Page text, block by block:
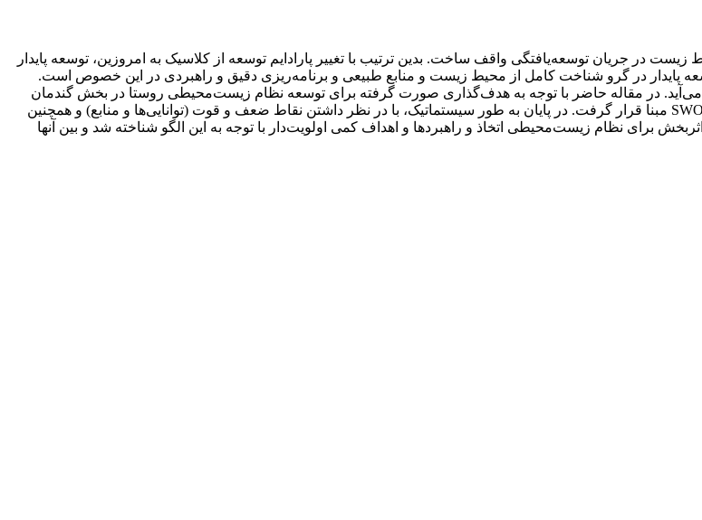
در جریان توسعه‌یافتگی واقف ساخت. بدین ترتیب با تغییر پارادایم توسعه از کلاسیک به امروزین، توسعه پایدار
پایدار در گرو شناخت کامل از محیط زیست و منابع طبیعی و برنامه‌ریزی دقیق و راهبردی در این خصوص است.
می‌آید. در مقاله حاضر با توجه به هدف‌گذاری صورت گرفته برای توسعه نظام زیست‌محیطی روستا در بخش گندمان
شهرستان بروجن در افق 10 ساله، برنامه‌ریزی راهبردی با تکیه بر مدل تجزیه و تحلیل SWOT مبنا قرار گرفت. در پایان به طور سیستماتیک، با در نظر داشتن نقاط ضعف و قوت (توانایی‌ها و منابع) و همچنین
برای نظام زیست‌محیطی اتخاذ و راهبردها و اهداف کمی اولویت‌دار با توجه به این الگو شناخته شد و بین آنها